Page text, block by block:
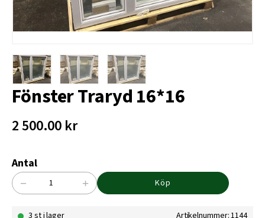
Fönster Traryd 16*16
2 500.00 kr
Antal
Fönster
16*16
− + Köp
3 st i lager Artikelnummer: 1144